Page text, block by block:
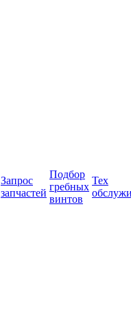
Запрос
запчастей
Подбор
гребных
винтов
Тех